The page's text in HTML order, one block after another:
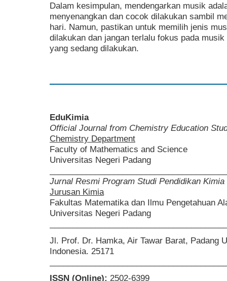
Dalam kesimpulan, mendengarkan musik
menyenangkan dan cocok dilakukan sambil
hari. Namun, pastikan untuk memilih jenis
dilakukan dan jangan terlalu fokus pada
yang sedang dilakukan.
EduKimia
Official Journal from Chemistry Education
Chemistry Department
Faculty of Mathematics and Science
Universitas Negeri Padang
Jurnal Resmi Program Studi Pendidikan Kimia
Jurusan Kimia
Fakultas Matematika dan Ilmu Pengetahuan
Universitas Negeri Padang
Jl. Prof. Dr. Hamka, Air Tawar Barat, Padang
Indonesia. 25171
ISSN (Online): 2502-6399